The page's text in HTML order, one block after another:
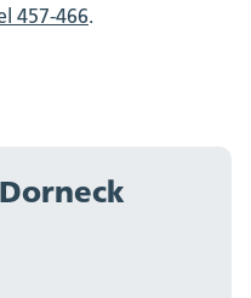
457-466.